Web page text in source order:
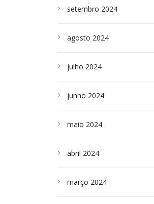
setembro 2024
agosto 2024
julho 2024
junho 2024
maio 2024
abril 2024
março 2024